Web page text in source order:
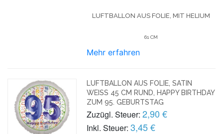
LUFTBALLON AUS FOLIE, MIT HELIUM
61 CM
Mehr erfahren
LUFTBALLON AUS FOLIE, SATIN
WEISS 45 CM RUND, HAPPY BIRTHDAY Z
UM 95. GEBURTSTAG
Zuzügl. Steuer: 2,90 €
Inkl. Steuer: 3,45 €